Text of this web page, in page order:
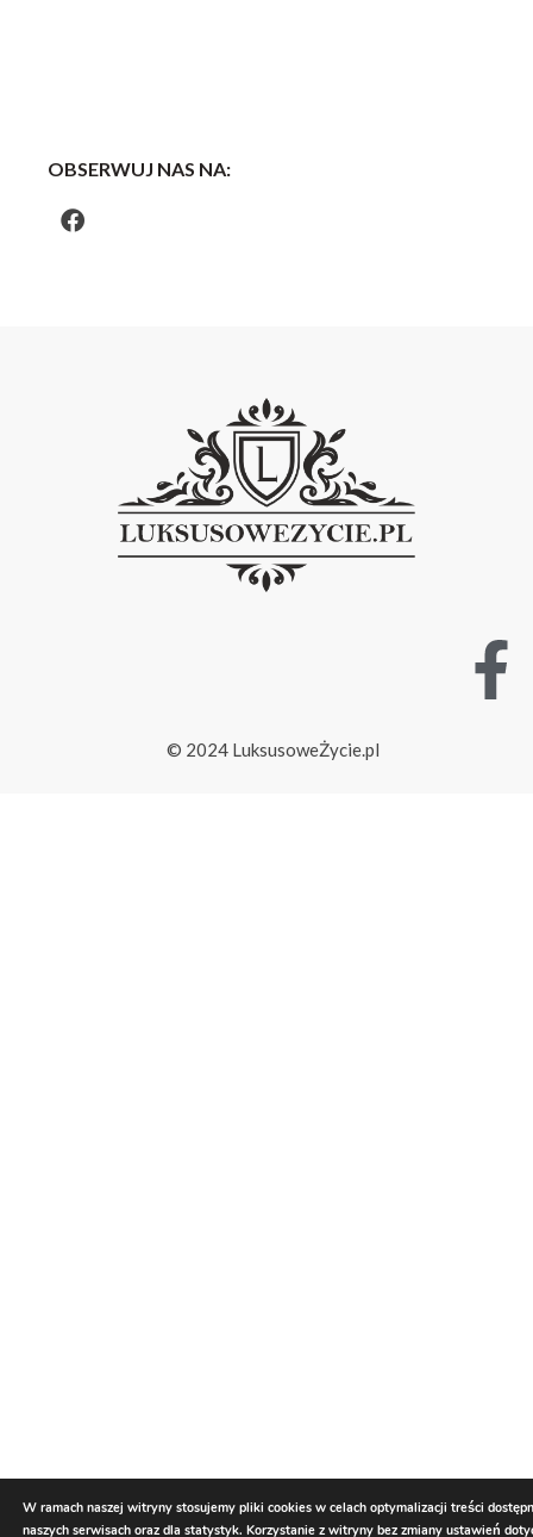
OBSERWUJ NAS NA:
© 2024 LuksusoweŻycie.pl
W ramach naszej witryny stosujemy pliki cookies w celach optymalizacji treści
naszych serwisach oraz dla statystyk. Korzystanie z witryny bez zmiany ustawień